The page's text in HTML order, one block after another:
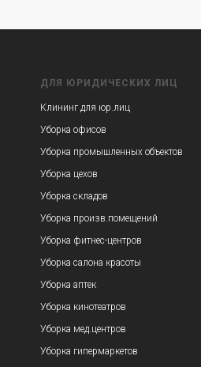
ДЛЯ ЮРИДИЧЕСКИХ ЛИЦ
Клининг для юр.лиц
Уборка офисов
Уборка промышленных объектов
Уборка цехов
Уборка складов
Уборка произв.помещений
Уборка фитнес-центров
Уборка салона красоты
Уборка аптек
Уборка кинотеатров
Уборка мед.центров
Уборка гипермаркетов